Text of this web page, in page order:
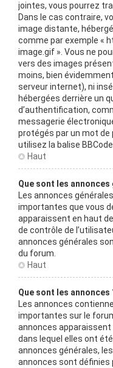
jointes, vous pourrez
Dans le cas contraire,
image distante,
comme par exemple «
image.gif ». Vous ne
vers des images
moins, bien
serveur internet), ni
hébergées derrière un
d’authentification,
messagerie
protégés par un mot de
utilisez la balise BBCode
Haut
Que sont les annonces
Les annonces
importantes que vous
apparaissent en haut
de contrôle de
annonces générales
du forum.
Haut
Que sont les annonces
Les annonces
importantes sur le
annonces apparaissent
dans lequel elles ont
annonces générales,
annonces sont définies